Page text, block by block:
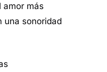
amor más
una sonoridad